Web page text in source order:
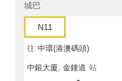
城巴
N11
往 中環(港澳碼頭)
中銀大廈, 金鐘道 站